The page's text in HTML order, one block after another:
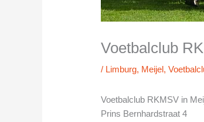
Voetbalclub
/ Limburg, Meijel,
Voetbalclub RKMSV in
Prins Bernhardstraat 4